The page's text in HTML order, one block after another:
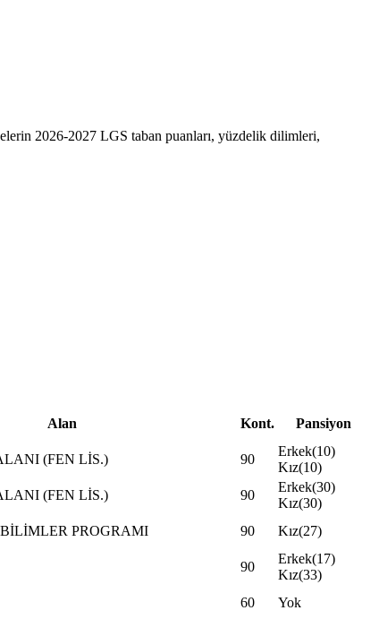
2026-2027 LGS taban puanları, yüzdelik dilimleri,
Alan Kont. Pansiyon
(FEN LİS.) 90
Erkek(10)
Kız(10)
(FEN LİS.) 90
Erkek(30)
Kız(30)
PROGRAMI 90 Kız(27)
90
Erkek(17)
Kız(33)
60 Yok